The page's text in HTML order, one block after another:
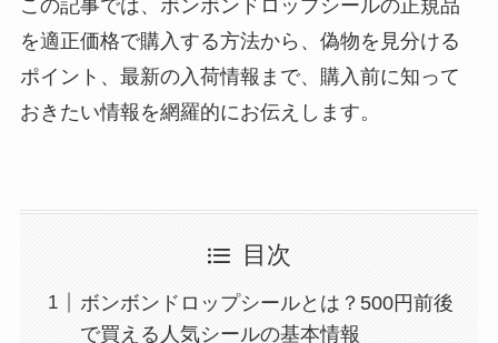
この記事では、ボンボンドロップシールの正規品
を適正価格で購入する方法から、偽物を見分ける
ポイント、最新の入荷情報まで、購入前に知って
おきたい情報を網羅的にお伝えします。
目次
ボンボンドロップシールとは？500円前後
で買える人気シールの基本情報